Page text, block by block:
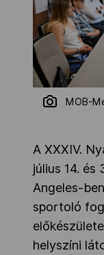
MOB-
A XXXIV.
július 14.
Angeles-
sportoló
helyszíni